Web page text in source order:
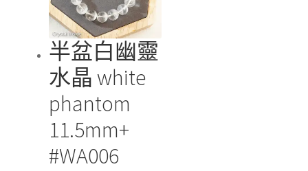
半盆白幽靈
水晶 white
phantom
11.5mm+
#WA006